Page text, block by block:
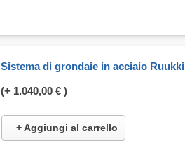
Sistema di grondaie in acciaio Ruukki
(+ 1.040,00 € )
+ Aggiungi al carrello